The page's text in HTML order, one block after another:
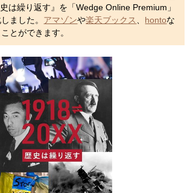
は繰り返す』を「Wedge Online Premium」
ました。 アマゾンや楽天ブックス hontoな
とができます。